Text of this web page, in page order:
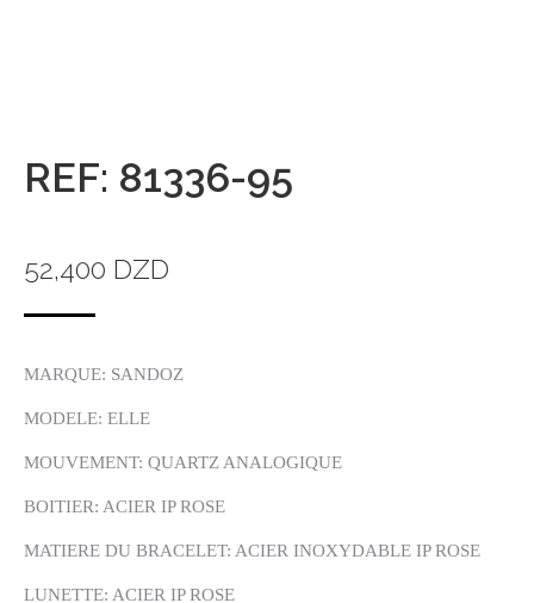
REF: 81336-95
52,400 DZD
MARQUE: SANDOZ
MODELE: ELLE
MOUVEMENT: QUARTZ ANALOGIQUE
BOITIER: ACIER IP ROSE
MATIERE DU BRACELET: ACIER INOXYDABLE IP ROSE
LUNETTE: ACIER IP ROSE